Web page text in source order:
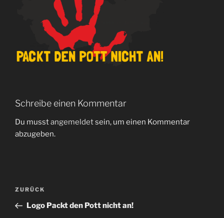
Schreibe einen Kommentar
Du musstangemeldetsein, um einen Kommentar
abzugeben.
Beitragsnavigation
Vorheriger
Beitrag
ZURÜCK
Logo Packt den Pott nicht an!